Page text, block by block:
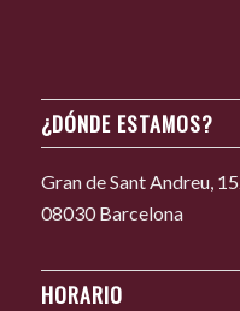
¿DÓNDE ESTAMOS?
Gran de Sant Andreu,
08030 Barcelona
HORARIO